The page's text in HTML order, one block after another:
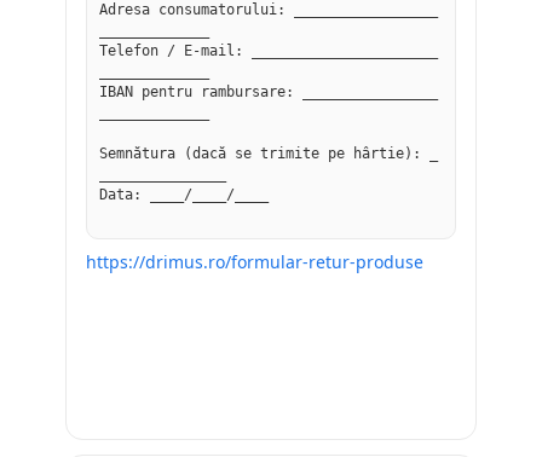
Adresa consumatorului: _________________
Telefon / E-mail: ______________________
IBAN pentru rambursare: ________________
Semnătura (dacă se trimite pe hârtie): _
Data: ____/____/____
https://drimus.ro/formular-retur-produse